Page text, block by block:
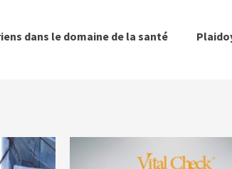
dans le domaine de la santé